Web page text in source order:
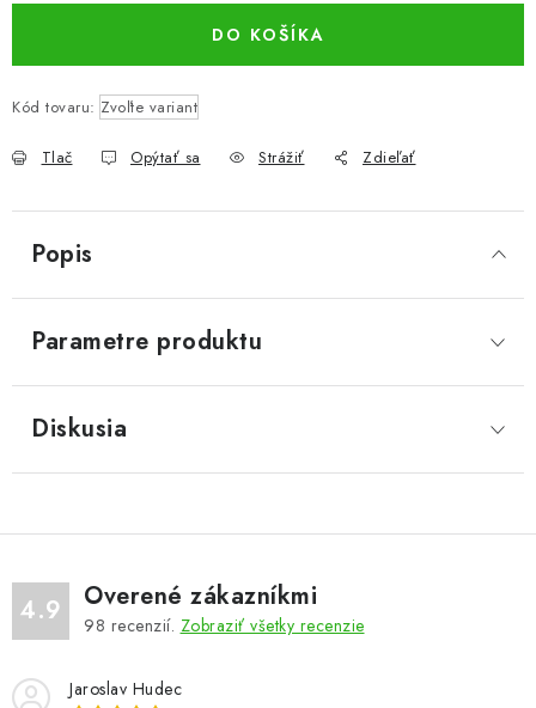
DO KOŠÍKA
Kód tovaru: Zvoľte variant
Tlač Opýtať sa Strážiť Zdieľať
Popis
Parametre produktu
Diskusia
4.9 Overené zákazníkmi
98 recenzií. Zobraziť všetky recenzie
Jaroslav Hudec